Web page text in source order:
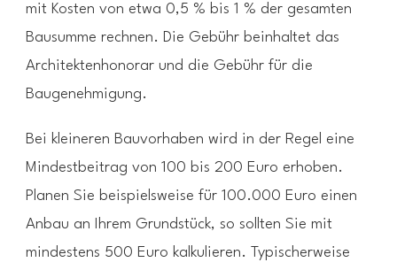
mit Kosten von etwa 0,5 % bis 1 % der gesamten
Bausumme rechnen. Die Gebühr beinhaltet das
Architektenhonorar und die Gebühr für die
Baugenehmigung.
Bei kleineren Bauvorhaben wird in der Regel eine
Mindestbeitrag von 100 bis 200 Euro erhoben.
Planen Sie beispielsweise für 100.000 Euro einen
Anbau an Ihrem Grundstück, so sollten Sie mit
mindestens 500 Euro kalkulieren. Typischerweise